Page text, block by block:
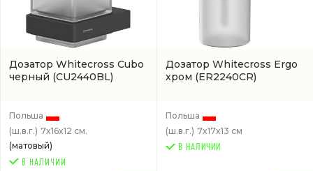
Дозатор Whitecross Cubo
черный (CU2440BL)
Польша
(ш.в.г.) 7x16x12 см.
(матовый)
Дозатор Whitecross Ergo
хром (ER2240CR)
Польша
(ш.в.г.) 7x17x13 см
В НАЛИЧИИ